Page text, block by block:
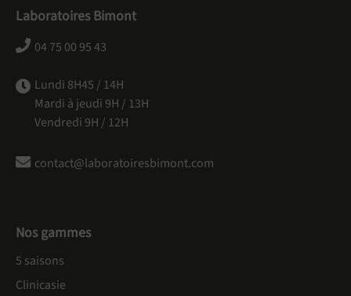
Laboratoires Bimont
04 75 00 95 43
Lundi 8H45 / 14H
Mardi à jeudi 9H / 13H
Vendredi 9H / 12H
contact@laboratoiresbimont.com
Nos gammes
5 saisons
Clinicasie